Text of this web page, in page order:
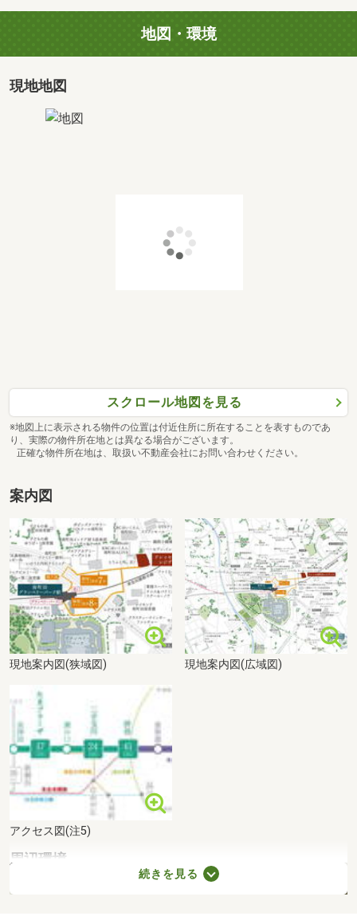
地図・環境
現地地図
スクロール地図を見る
※地図上に表示される物件の位置は付近住所に所在することを表すものであ
り、実際の物件所在地とは異なる場合がございます。
正確な物件所在地は、取扱い不動産会社にお問い合わせください。
案内図
現地案内図(狭域図) 現地案内図(広域図)
アクセス図(注5)
周辺環境
続きを見る